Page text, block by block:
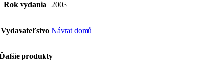
Rok vydania 2003
Vydavateľstvo Návrat domů
Ďalšie produkty